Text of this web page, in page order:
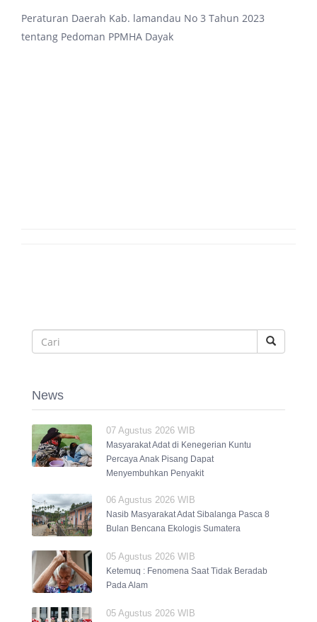
Peraturan Daerah Kab. lamandau No 3 Tahun 2023
tentang Pedoman PPMHA Dayak
News
07 Agustus 2026 WIB
Masyarakat Adat di Kenegerian Kuntu
Percaya Anak Pisang Dapat
Menyembuhkan Penyakit
06 Agustus 2026 WIB
Nasib Masyarakat Adat Sibalanga Pasca 8
Bulan Bencana Ekologis Sumatera
05 Agustus 2026 WIB
Ketemuq : Fenomena Saat Tidak Beradab
Pada Alam
05 Agustus 2026 WIB